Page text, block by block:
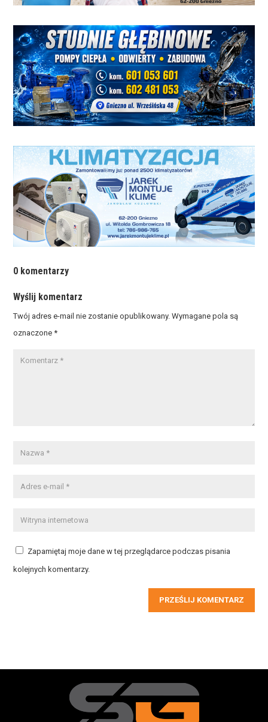
0 komentarzy
Wyślij komentarz
Twój adres e-mail nie zostanie opublikowany. Wymagane pola są
oznaczone*
Zapamiętaj moje dane w tej przeglądarce podczas pisania
kolejnych komentarzy.
PRZEŚLIJ KOMENTARZ